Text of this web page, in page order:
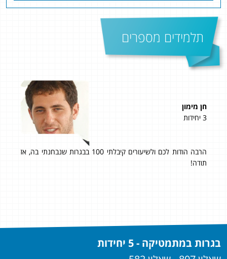
תלמידים מספרים
חן מימון
3 יחידות
הרבה הודות לכם ולשיעורים קיבלתי 100 בבגרות שנבחנתי בה, אז
תודה!
בגרות במתמטיקה - 5 יחידות